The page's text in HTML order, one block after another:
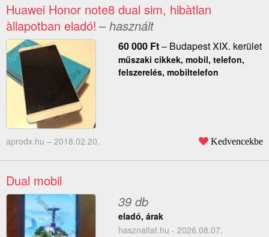
Huawei Honor note8 dual sim, hibàtlan
àllapotban eladó! – használt
60 000 Ft– Budapest XIX. kerület
műszaki cikkek, mobil, telefon,
felszerelés, mobiltelefon
aprodx.hu – 2018.02.20. Kedvencekbe
Dual mobil
39 db
eladó, árak
hasznaltat.hu - 2026.08.07.